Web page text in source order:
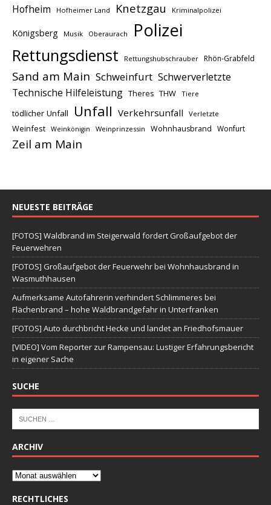
Hofheim Hofheimer Land Knetzgau Kriminalpolizei
Königsberg Musik Oberaurach Polizei
Rettungsdienst Rettungshubschrauber Rhön-Grabfeld
Sand am Main Schweinfurt Schwerverletzte
Technische Hilfeleistung Theres THW Tiere
tödlicher Unfall Unfall Verkehrsunfall Verletzte
Weinfest Weinkönigin Weinprinzessin Wohnhausbrand Wonfurt
Zeil am Main
NEUESTE BEITRÄGE
[FOTOS] Waldbrand im Steigerwald fordert Großaufgebot der
Feuerwehren
[FOTOS] Großaufgebot der Feuerwehr bei Wohnhausbrand in
Wasmuthhausen
Aufmerksame Autofahrerin verhindert Schlimmeres bei
Flächenbrand – hohe Waldbrandgefahr in Unterfranken
[FOTOS] Auto durchbricht Hecke und landet an Friedhofsmauer
[VIDEO] Vom Reporter zur Rampensau: Lustiger Erfahrungsbericht
in eigener Sache
SUCHE
ARCHIV
RECHTLICHES